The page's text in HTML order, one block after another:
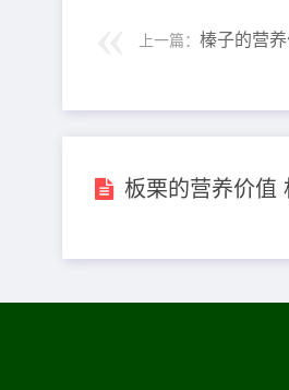
上一篇： 榛子的营
板栗的营养价值